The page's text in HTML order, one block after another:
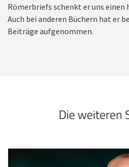
Römerbriefs schenkt er uns
Auch bei anderen Büchern hat er
Beiträge aufgenommen.
Die weiteren